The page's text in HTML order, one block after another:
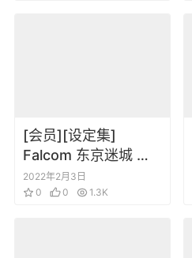
[会员][设定集]
Falcom 东京迷城 东
京XANADO PSV限定
官方设定资料集
2022年2月3日
0
0 1.3K